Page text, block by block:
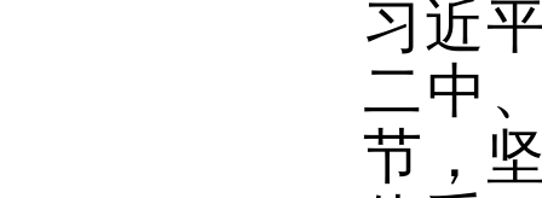
习近
二中
节，